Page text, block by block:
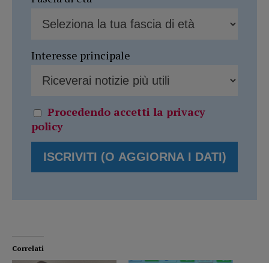
Interesse principale
Procedendo accetti la privacy
policy
Correlati